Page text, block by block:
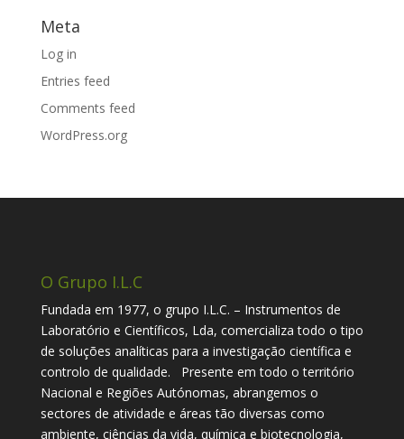
Meta
Log in
Entries feed
Comments feed
WordPress.org
O Grupo I.L.C
Fundada em 1977, o grupo I.L.C. – Instrumentos de
Laboratório e Científicos, Lda, comercializa todo o tipo
de soluções analíticas para a investigação científica e
controlo de qualidade. Presente em todo o território
Nacional e Regiões Autónomas, abrangemos o
sectores de atividade e áreas tão diversas como
ambiente, ciências da vida, química e biotecnologia,